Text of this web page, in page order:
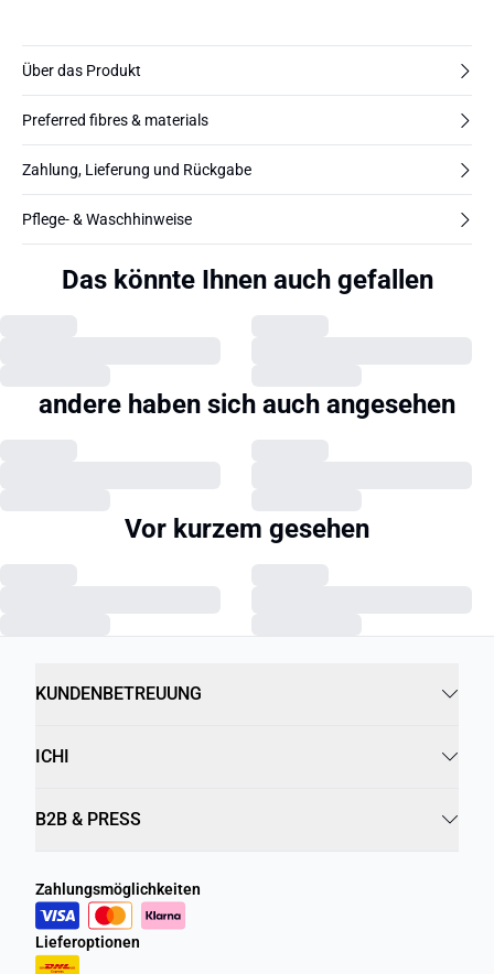
Über das Produkt
Preferred fibres & materials
Zahlung, Lieferung und Rückgabe
Pflege- & Waschhinweise
Das könnte Ihnen auch gefallen
andere haben sich auch angesehen
Vor kurzem gesehen
KUNDENBETREUUNG
ICHI
B2B & PRESS
Zahlungsmöglichkeiten
Lieferoptionen